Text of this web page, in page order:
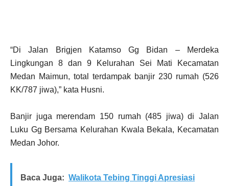
“Di Jalan Brigjen Katamso Gg Bidan – Merdeka
Lingkungan 8 dan 9 Kelurahan Sei Mati Kecamatan
Medan Maimun, total terdampak banjir 230 rumah (526
KK/787 jiwa),” kata Husni.
Banjir juga merendam 150 rumah (485 jiwa) di Jalan
Luku Gg Bersama Kelurahan Kwala Bekala, Kecamatan
Medan Johor.
Baca Juga: Walikota Tebing Tinggi Apresiasi